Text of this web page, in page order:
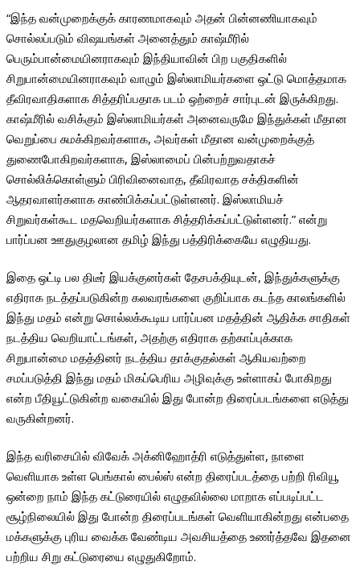
“இந்த வன்முறைக்குக் காரணமாகவும் அதன் பின்னணியாகவும்
சொல்லப்படும் விஷயங்கள் அனைத்தும் காஷ்மீரில்
பெரும்பான்மையினராகவும் இந்தியாவின் பிற பகுதிகளில்
சிறுபான்மையினராகவும் வாழும் இஸ்லாமியர்களை ஒட்டு மொத்தமாக
தீவிரவாதிகளாக சித்தரிப்பதாக படம் ஒற்றைச் சார்புடன் இருக்கிறது.
காஷ்மீரில் வசிக்கும் இஸ்லாமியர்கள் அனைவருமே இந்துக்கள் மீதான
வெறுப்பை சுமக்கிறவர்களாக, அவர்கள் மீதான வன்முறைக்குத்
துணைபோகிறவர்களாக, இஸ்லாமைப் பின்பற்றுவதாகச்
சொல்லிக்கொள்ளும் பிரிவினைவாத, தீவிரவாத சக்திகளின்
ஆதரவாளர்களாக காண்பிக்கப்பட்டுள்ளனர். இஸ்லாமியச்
சிறுவர்கள்கூட மதவெறியர்களாக சித்தரிக்கப்பட்டுள்ளனர்.” என்று
பார்ப்பன ஊதுகுழலான தமிழ் இந்து பத்திரிக்கையே எழுதியது.
இதை ஒட்டி பல திடீர் இயக்குனர்கள் தேசபக்தியுடன், இந்துக்களுக்கு
எதிராக நடத்தப்படுகின்ற கலவரங்களை குறிப்பாக கடந்த காலங்களில்
இந்து மதம் என்று சொல்லக்கூடிய பார்ப்பன மதத்தின் ஆதிக்க சாதிகள்
நடத்திய வெறியாட்டங்கள், அதற்கு எதிராக தற்காப்புக்காக
சிறுபான்மை மதத்தினர் நடத்திய தாக்குதல்கள் ஆகியவற்றை
சமப்படுத்தி இந்து மதம் மிகப்பெரிய அழிவுக்கு உள்ளாகப் போகிறது
என்ற பீதியூட்டுகின்ற வகையில் இது போன்ற திரைப்படங்களை எடுத்து
வருகின்றனர்.
இந்த வரிசையில் விவேக் அக்னிஹோத்ரி எடுத்துள்ள, நாளை
வெளியாக உள்ள பெங்கால் பைல்ஸ் என்ற திரைப்படத்தை பற்றி ரிவியூ
ஒன்றை நாம் இந்த கட்டுரையில் எழுதவில்லை மாறாக எப்படிப்பட்ட
சூழ்நிலையில் இது போன்ற திரைப்படங்கள் வெளியாகின்றது என்பதை
மக்களுக்கு புரிய வைக்க வேண்டிய அவசியத்தை உணர்த்தவே இதனை
பற்றிய சிறு கட்டுரையை எழுதுகிறோம்.